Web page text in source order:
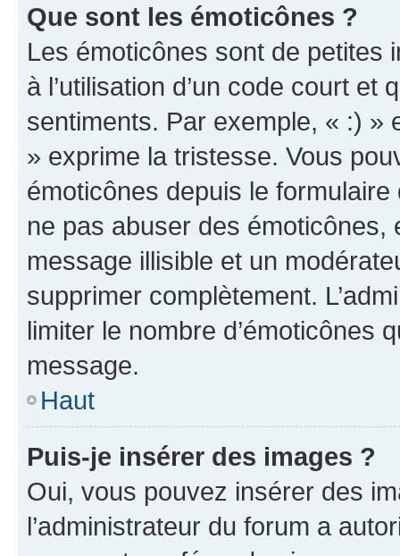
Que sont les émoticônes ?
Les émoticônes sont de petites
à l’utilisation d’un code court et
sentiments. Par exemple, « :) »
» exprime la tristesse. Vous
émoticônes depuis le
ne pas abuser des
message illisible et un
supprimer complètement.
limiter le nombre d’émoticônes
message.
Haut
Puis-je insérer des images ?
Oui, vous pouvez insérer des
l’administrateur du forum a